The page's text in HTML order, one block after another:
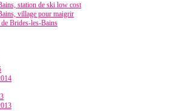
station de ski low cost
village pour maigrir
Brides-les-Bains